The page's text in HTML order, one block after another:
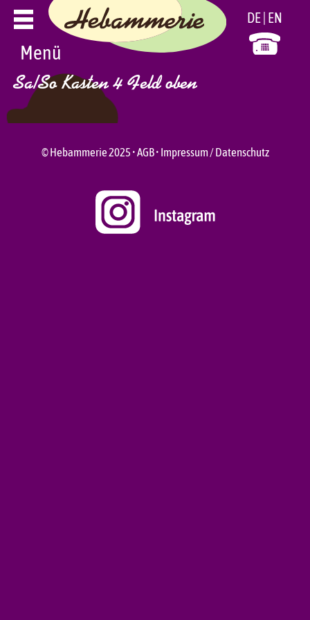
Zum
Inhalt
springen
DE EN
Menü
Sa/So Kasten 4 Feld oben
© Hebammerie 2025 •AGB• Impressum / Datenschutz